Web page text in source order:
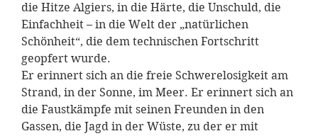
die Hitze Algiers, in die Härte, die Unschuld, die
Einfachheit – in die Welt der „natürlichen
Schönheit“, die dem technischen Fortschritt
geopfert wurde.
Er erinnert sich an die freie Schwerelosigkeit am
Strand, in der Sonne, im Meer. Er erinnert sich an
die Faustkämpfe mit seinen Freunden in den
Gassen, die Jagd in der Wüste, zu der er mit